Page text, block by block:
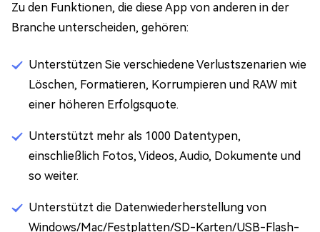
Zu den Funktionen, die diese App von anderen in der
Branche unterscheiden, gehören:
Unterstützen Sie verschiedene Verlustszenarien wie
Löschen, Formatieren, Korrumpieren und RAW mit
einer höheren Erfolgsquote.
Unterstützt mehr als 1000 Datentypen,
einschließlich Fotos, Videos, Audio, Dokumente und
so weiter.
Unterstützt die Datenwiederherstellung von
Windows/Mac/Festplatten/SD-Karten/USB-Flash-